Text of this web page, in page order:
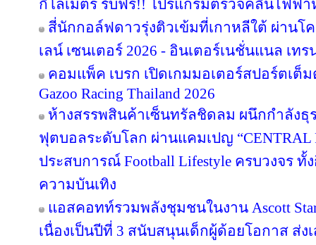
กิโลเมตร รับฟรี!! โปรแกรมตรวจคลื่นไฟฟ้า
สี่นักกอล์ฟดาวรุ่งติวเข้มที่เกาหลีใต้ ผ่านโค
เลน์ เซนเตอร์ 2026 - อินเตอร์เนชั่นแนล เท
คอมแพ็ค เบรก เปิดเกมมอเตอร์สปอร์ตเต็
Gazoo Racing Thailand 2026
ห้างสรรพสินค้าเซ็นทรัลชิดลม ผนึกกำลังธุ
ฟุตบอลระดับโลก ผ่านแคมเปญ “CENTRAL
ประสบการณ์ Football Lifestyle ครบวงจร
ความบันเทิง
แอสคอทท์รวมพลังชุมชนในงาน Ascott Star
เนื่องเป็นปีที่ 3 สนับสนุนเด็กผู้ด้อยโอกาส ส่